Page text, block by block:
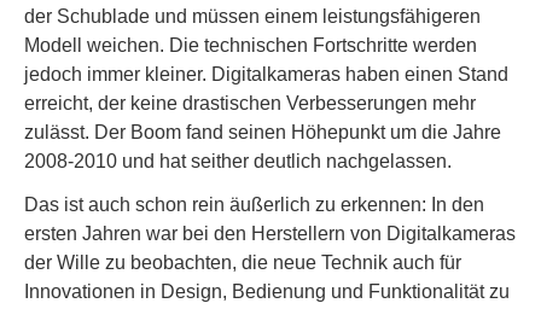
der Schublade und müssen einem leistungsfähigeren
Modell weichen. Die technischen Fortschritte werden
jedoch immer kleiner. Digitalkameras haben einen Stand
erreicht, der keine drastischen Verbesserungen mehr
zulässt. Der Boom fand seinen Höhepunkt um die Jahre
2008-2010 und hat seither deutlich nachgelassen.
Das ist auch schon rein äußerlich zu erkennen: In den
ersten Jahren war bei den Herstellern von Digitalkameras
der Wille zu beobachten, die neue Technik auch für
Innovationen in Design, Bedienung und Funktionalität zu